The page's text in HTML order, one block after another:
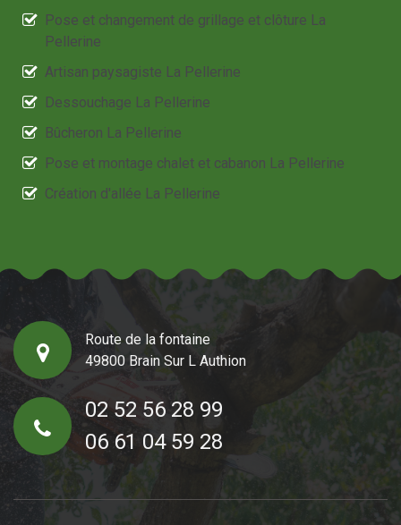
Pose et changement de grillage et clôture La
Pellerine
Artisan paysagiste La Pellerine
Dessouchage La Pellerine
Bûcheron La Pellerine
Pose et montage chalet et cabanon La Pellerine
Création d'allée La Pellerine
Route de la fontaine
49800 Brain Sur L Authion
02 52 56 28 99
06 61 04 59 28